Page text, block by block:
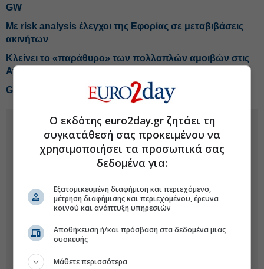
GW
Με risk analysis έλεγχοι της Εφορίας σε μεταβιβάσεις
ακινήτων
Κλείνει το «παράθυρο» των πολλαπλών αμοιβών στις
Ανεξάρτητες Αρχές
GSI: NAVTEX το φθινόπωρο μετά το ντιλ με Meridiam
Ο εκδότης euro2day.gr ζητάει τη
συγκατάθεσή σας προκειμένου να
χρησιμοποιήσει τα προσωπικά σας
δεδομένα για:
Εξατομικευμένη διαφήμιση και περιεχόμενο,
μέτρηση διαφήμισης και περιεχομένου, έρευνα
κοινού και ανάπτυξη υπηρεσιών
Αποθήκευση ή/και πρόσβαση στα δεδομένα μιας
συσκευής
Μάθετε περισσότερα